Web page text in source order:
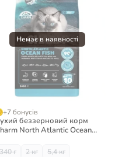
+7 бонусів
беззерновий корм
North Atlantic Ocean
340 г 2 кг 5,4 кг